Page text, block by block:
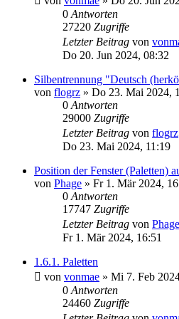
0 Antworten
27220 Zugriffe
Letzter Beitrag von
Do 20. Jun 2024, 08:32
Silbentrennung "Deutsch
von flogrz » Do 23. Mai 2024,
0 Antworten
29000 Zugriffe
Letzter Beitrag von flogrz
Do 23. Mai 2024, 11:19
Position der Fenster (Paletten)
von Phage » Fr 1. Mär 2024,
0 Antworten
17747 Zugriffe
Letzter Beitrag von Phage
Fr 1. Mär 2024, 16:51
1.6.1. Paletten
von vonmae » Mi 7. Feb
0 Antworten
24460 Zugriffe